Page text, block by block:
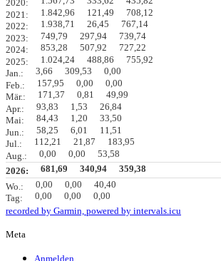
2020:
2021:
1.842,96 121,49
708,12
2022:
1.938,71 26,45
767,14
2023:
749,79 297,94
739,74
2024:
853,28 507,92
727,22
2025:
1.024,24 488,86
755,92
Jan.:
3,66 309,53
0,00
Feb.:
157,95 0,00
0,00
Mär.:
171,37 0,81
49,99
Apr.:
93,83 1,53
26,84
Mai:
84,43 1,20
33,50
Jun.:
58,25 6,01
11,51
Jul.:
112,21 21,87
183,95
Aug.:
0,00 0,00
53,58
2026:
681,69 340,94
359,38
Wo.:
0,00 0,00
40,40
Tag:
0,00 0,00
0,00
recorded by Garmin, powered by intervals.icu
Meta
Anmelden